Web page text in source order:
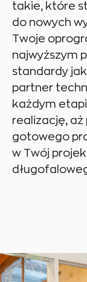
takie, które
do nowych
Twoje
najwyższym
standardy
partner
każdym
realizację, aż
gotowego
w Twój